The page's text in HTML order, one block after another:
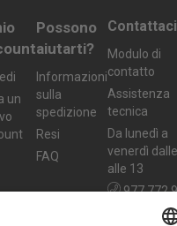
un
Possono
aiutarti?
Informazioni
sulla
spedizione
Resi
FAQ
Contattaci
Modulo di
contatto
Assistenza
tecnica
Da lunedì a
venerdì
alle 13
977 772